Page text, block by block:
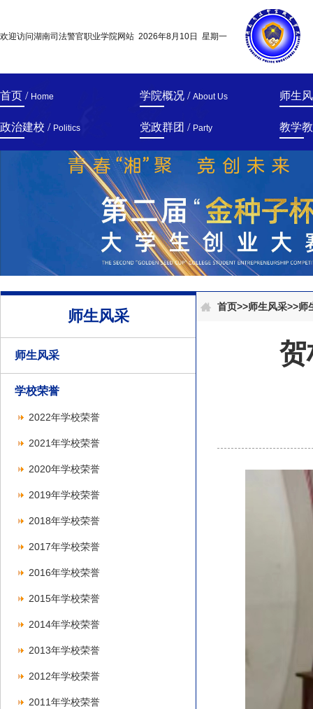
欢迎访问湖南司法警官职业学院网站 2026年8月10日 星期一
首页 / Home 学院概况 / About Us 师生
政治建校 / Politics 党政群团 / Party 教学
师生风采
师生风采
学校荣誉
2022年学校荣誉
2021年学校荣誉
2020年学校荣誉
2019年学校荣誉
2018年学校荣誉
2017年学校荣誉
2016年学校荣誉
2015年学校荣誉
2014年学校荣誉
2013年学校荣誉
2012年学校荣誉
2011年学校荣誉
首页>>师生风采>>师
贺